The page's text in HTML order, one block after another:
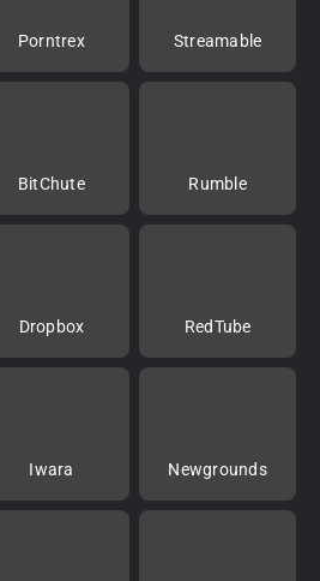
Porntrex Streamable
BitChute Rumble
Dropbox RedTube
Iwara Newgrounds